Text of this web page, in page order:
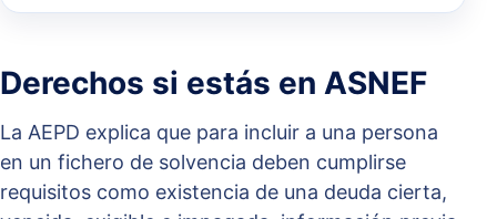
Derechos si estás en ASNEF
La AEPD explica que para incluir a una persona
en un fichero de solvencia deben cumplirse
requisitos como existencia de una deuda cierta,